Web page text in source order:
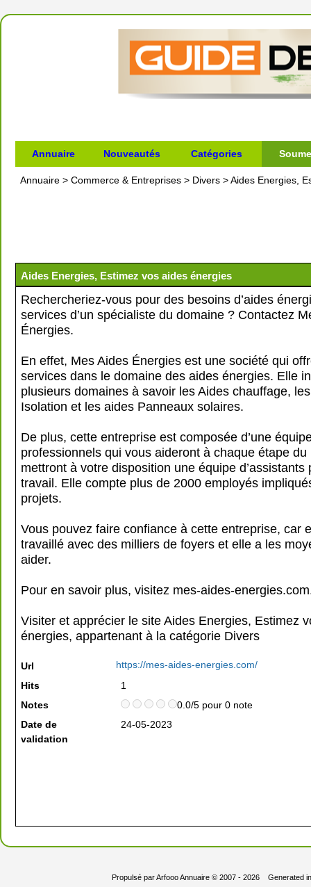
Annuaire Nouveautés Catégories
Annuaire > Commerce & Entreprises > Divers >Aides Energies,
Aides Energies, Estimez vos aides énergies
Rechercheriez-vous pour des besoins d’aides
services d’un spécialiste du domaine ? Contactez
Énergies.
En effet, Mes Aides Énergies est une société qui
services dans le domaine des aides énergies. Elle
plusieurs domaines à savoir les Aides chauffage,
Isolation et les aides Panneaux solaires.
De plus, cette entreprise est composée d’une
professionnels qui vous aideront à chaque étape du
mettront à votre disposition une équipe d’assistants
travail. Elle compte plus de 2000 employés
projets.
Vous pouvez faire confiance à cette entreprise, car
travaillé avec des milliers de foyers et elle a les
aider.
Pour en savoir plus, visitez mes-aides-
Visiter et apprécier le site Aides Energies, Estimez
énergies, appartenant à la catégorie Divers
Url
https://mes-aides-energies.com/
Hits
1
Notes
0.0/5 pour 0 note
Date de
validation
24-05-2023
Propulsé parArfooo Annuaire© 2007 - 2026 Generated